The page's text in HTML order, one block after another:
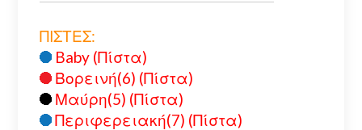
ΠΙΣΤΕΣ:
Baby (Πίστα)
Βορεινή(6) (Πίστα)
Μαύρη(5) (Πίστα)
Περιφερειακή(7) (Πίστα)